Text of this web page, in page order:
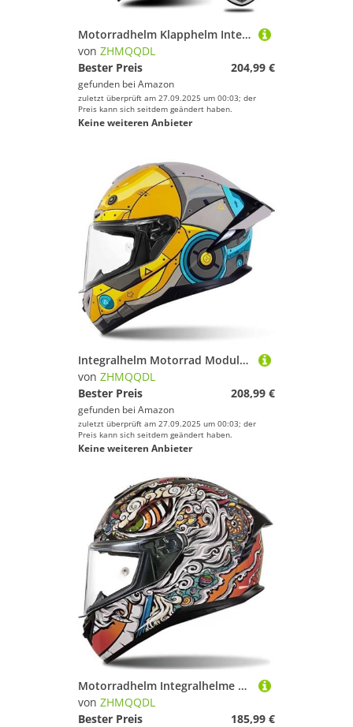
Motorradhelm Klapphelm Integralhelm Fullface Helm Rollerhelm Sturzhelm Mit Doppelvisier Sonnenblende ECE-Zertifiziert Für Damen Herren Erwachsene C,2XL62~63CM
von ZHMQQDL
Bester Preis
204,99 €
gefunden bei Amazon
zuletzt überprüft am 27.09.2025 um 00:03; der
Preis kann sich seitdem geändert haben.
Keine weiteren Anbieter
Integralhelm Motorrad Modulare Motorradhelme Für Unisex Erwachsene Streetbike Cruiser Roll Mit Doppelvisier Sonnenblende ECE Crashhelm C,L55~56CM
von ZHMQQDL
Bester Preis
208,99 €
gefunden bei Amazon
zuletzt überprüft am 27.09.2025 um 00:03; der
Preis kann sich seitdem geändert haben.
Keine weiteren Anbieter
Motorradhelm Integralhelme Für Erwachsene Integralhelm Mopedhelm 190° Sichtfeld Racing-Style Mit Aerodynamischem Spoiler ECE-Zertifiziertes Kratzfestes Visier B3,M54~55CM
von ZHMQQDL
Bester Preis
185,99 €